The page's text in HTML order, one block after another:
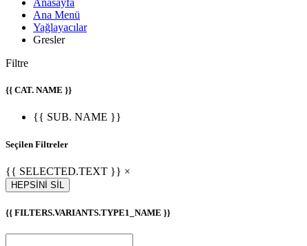
Anasayfa
Ana Menü
Yağlayacılar
Gresler
Filtre
{{ CAT. NAME }}
{{ SUB. NAME }}
Seçilen Filtreler
{{ SELECTED.TEXT }} ×
HEPSİNİ SİL
{{ FILTERS.VARIANTS.TYPE1_NAME }}